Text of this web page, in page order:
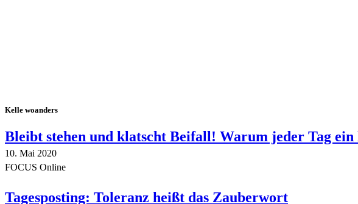
Kelle woanders
Bleibt stehen und klatscht Beifall! Warum jeder Tag
10. Mai 2020
FOCUS Online
Tagesposting: Toleranz heißt das Zauberwort